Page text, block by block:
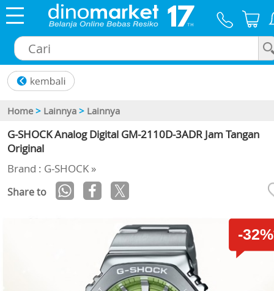
Home > Lainnya > Lainnya
G-SHOCK Analog Digital GM-2110D-3ADR Jam Tangan
Original
Brand : G-SHOCK »
Share to
-